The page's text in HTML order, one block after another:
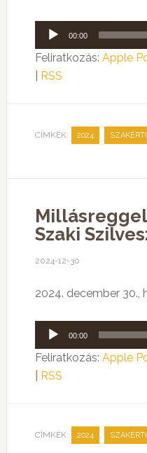
Audió
lejátszó
00:00
Feliratkozás: Apple
RSS
CÍMKÉK: 2024 ,
Szaki
2024-12-30
2024. december 30.,
Audió
lejátszó
00:00
Feliratkozás: Apple
RSS
CÍMKÉK: 2024 ,